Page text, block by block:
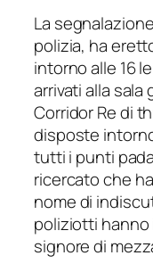
La
polizia, ha
intorno alle 16
arrivati alla sala
Corridor Re di
disposte
tutti i punti
ricercato che
nome di
poliziotti
signore di